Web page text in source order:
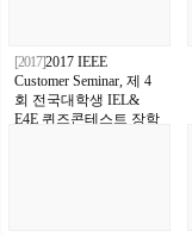
[2017]2017 IEEE
Customer Seminar, 제 4
회 전국대학생 IEL&
E4E 퀴즈콘테스트 장학